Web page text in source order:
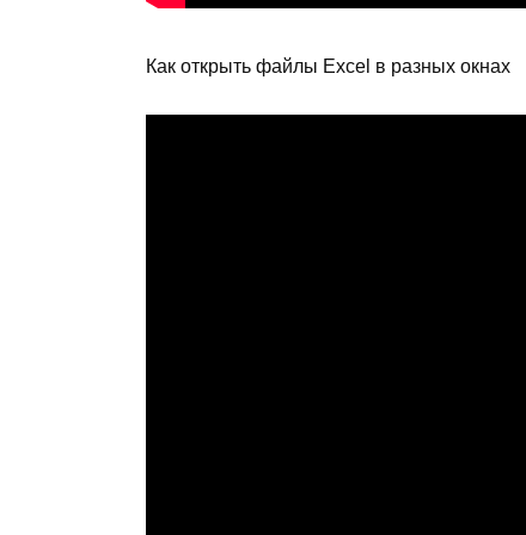
Как открыть файлы Excel в разных окнах